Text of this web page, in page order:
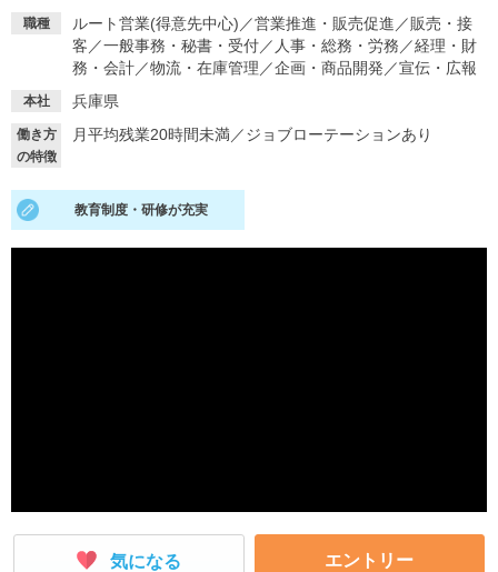
就活ノウハウ・サポート
就活支援 就活コラム
適職診断
あなたに合う仕事を診断！ 動画で対策講座をチェック
職種 ルート営業(得意先中心) ／営業推進・販売促進 ／販売・接
客 ／一般事務・秘書・受付／ 人事・総務・労務 ／経理・財
務・会計／物流・在庫管理 ／企画・商品開発 ／宣伝・広報
本社 兵庫県
働き方
の特徴
月平均残業20時間未満／ジョブローテーションあり
教育制度・研修が充実
気になる エントリー